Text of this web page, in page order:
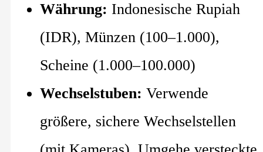
Währung: Indonesische Rupiah
(IDR), Münzen (100–1.000),
Scheine (1.000–100.000)
Wechselstuben: Verwende
größere, sichere Wechselstellen